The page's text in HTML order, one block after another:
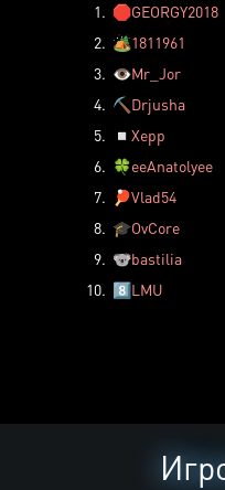
1. 🛑GEORGY2018
2. 🏕️1811961
3. 👁️Mr_Jor
4. ⛏️ Drjusha
5.
◽ Xepp
6. 🍀eeAnatolyee
7.
🏓Vlad54
8. 🎓OvCore
9. 🐨bastilia
10. 8️⃣LMU